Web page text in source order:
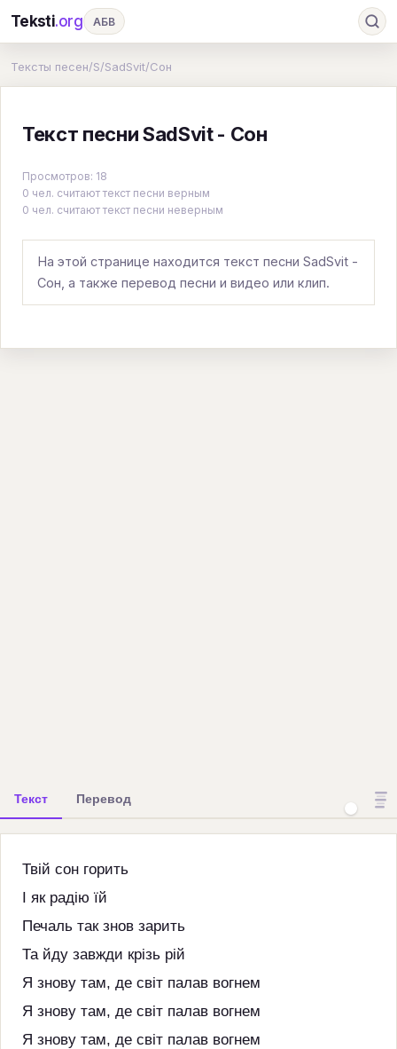
Teksti.org АБВ
Т У Ф Х Ц Ч
H I J K L
Q R S T U V W X Y
Тексты песен/S/SadSvit/Сон
Текст песни SadSvit - Сон
Просмотров: 18
0 чел. считают текст песни верным
0 чел. считают текст песни неверным
На этой странице находится текст песни SadSvit -
Сон, а также перевод песни и видео или клип.
Текст Перевод
Твій сон горить
І як радію їй
Печаль так знов зарить
Та йду завжди крізь рій
Я знову там, де світ палав вогнем
Я знову там, де світ палав вогнем
Я знову там, де світ палав вогнем